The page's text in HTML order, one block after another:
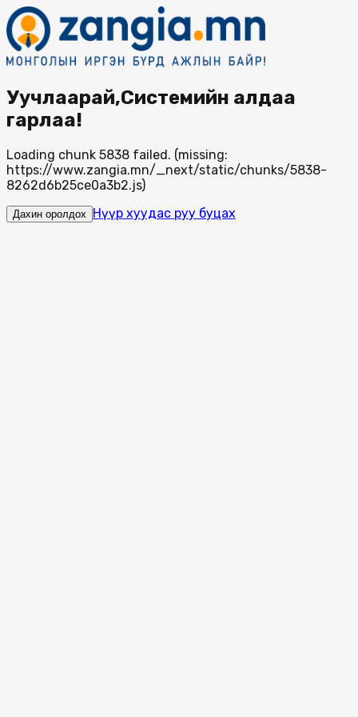
Уучлаарай,Системийн алдаа
гарлаа!
Loading chunk 5838 failed. (missing:
https://www.zangia.mn/_next/static/chunks/5838-
8262d6b25ce0a3b2.js)
Дахин оролдох Нүүр хуудас руу буцах